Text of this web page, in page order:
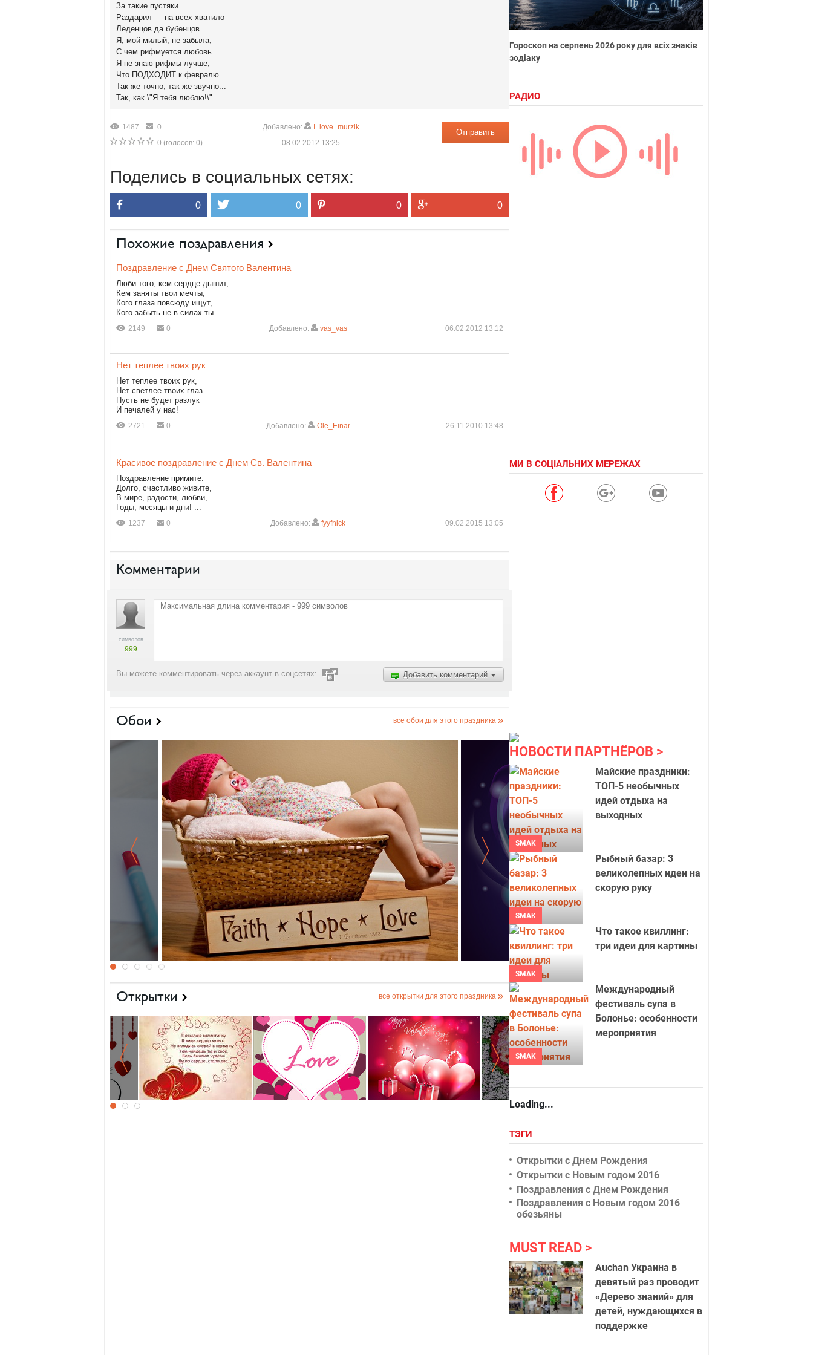
За такие пустяки.
Раздарил — на всех хватило
Леденцов да бубенцов.
Я, мой милый, не забыла,
С чем рифмуется любовь.
Я не знаю рифмы лучше,
Что ПОДХОДИТ к февралю
Так же точно, так же звучно...
Так, как \"Я тебя люблю!\"
1487
0
0 (голосов: 0)
Отправить
Добавлено:
I_love_murzik
08.02.2012 13:25
Поделись в социальных сетях:
0 0 0 0
Похожие поздравления
Поздравление с Днем Святого Валентина
Люби того, кем сердце дышит,
Кем заняты твои мечты,
Кого глаза повсюду ищут,
Кого забыть не в силах ты.
2149 0 Добавлено: vas_vas 06.02.2012 13:12
Нет теплее твоих рук
Нет теплее твоих рук,
Нет светлее твоих глаз.
Пусть не будет разлук
И печалей у нас!
2721 0 Добавлено: Ole_Einar 26.11.2010 13:48
Красивое поздравление с Днем Св. Валентина
Поздравление примите:
Долго, счастливо живите,
В мире, радости, любви,
Годы, месяцы и дни! ...
1237 0 Добавлено: fyyfnick 09.02.2015 13:05
Комментарии
символов
999
Добавить комментарий
Вы можете комментировать через аккаунт в соцсетях:
Обои все обои для этого праздника
Малышка и "Вера Надежда Любовь" Фантастическое сердце
Открытки все открытки для этого праздника
Гороскоп на серпень 2026 року для всіх знаків
зодіаку
РАДИО
МИ В СОЦІАЛЬНИХ МЕРЕЖАХ
НОВОСТИ ПАРТНЁРОВ
SMAK
Майские праздники:
ТОП-5 необычных
идей отдыха на
выходных
SMAK
Рыбный базар: 3
великолепных идеи на
скорую руку
SMAK
Что такое квиллинг:
три идеи для картины
SMAK
Международный
фестиваль супа в
Болонье: особенности
мероприятия
Loading...
ТЭГИ
Открытки с Днем Рождения
Открытки с Новым годом 2016
Поздравления с Днем Рождения
Поздравления с Новым годом 2016
обезьяны
MUST READ
Auchan Украина в
девятый раз проводит
«Дерево знаний» для
детей, нуждающихся в
поддержке